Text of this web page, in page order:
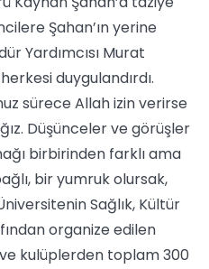
Şahan’ın yerine
Yardımcısı Murat
duygulandırdı.
sürece Allah izin verirse
Düşünceler ve görüşler
birbirinden farklı ama
bir yumruk olursak,
Sağlık, Kültür
organize edilen
kulüplerden toplam 300